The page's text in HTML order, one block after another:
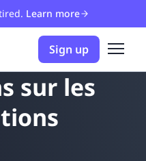
Learn more
Sign up
sur les